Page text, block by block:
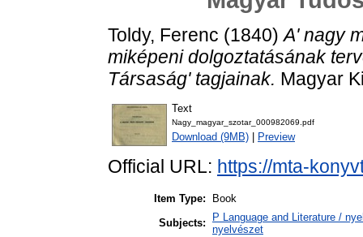
Toldy, Ferenc (1840)A' nagy
miképeni dolgoztatásának
Társaság' tagjainak. Magyar
Text
Nagy_magyar_szotar_000982069.pdf
Download (9MB) Preview
Official URL: https://mta-
Item Type:
Book
Subjects:
P Language and Literature /
nyelvészet